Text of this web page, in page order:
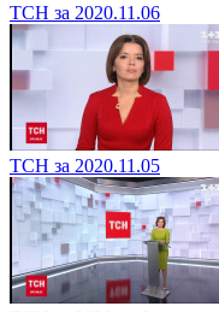
ТСН за 2020.11.06
ТСН за 2020.11.05